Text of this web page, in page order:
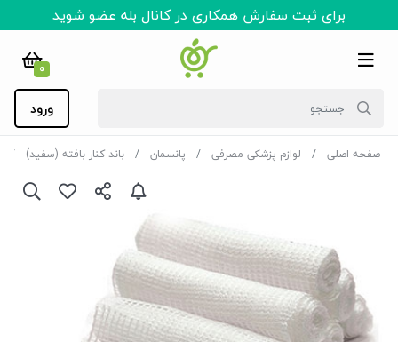
برای ثبت سفارش همکاری در کانال بله عضو شوید
0
ورود
صفحه اصلی لوازم پزشکی مصرفی پانسمان باند کنار بافته (سفید)